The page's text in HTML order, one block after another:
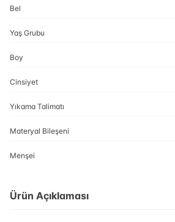
Bel
Yaş Grubu
Boy
Cinsiyet
Yıkama Talimatı
Materyal Bileşeni
Menşei
Ürün Açıklaması